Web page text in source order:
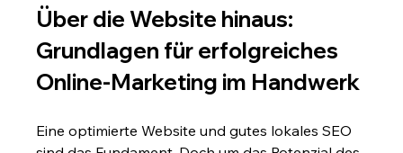
Über die Website hinaus:
Grundlagen für erfolgreiches
Online-Marketing im Handwerk
Eine optimierte Website und gutes lokales SEO